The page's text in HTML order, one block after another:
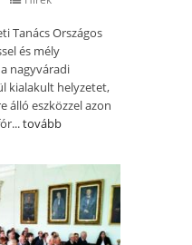
Tanács Országos
és mély
nagyváradi
kialakult helyzetet,
álló eszközzel azon
tovább